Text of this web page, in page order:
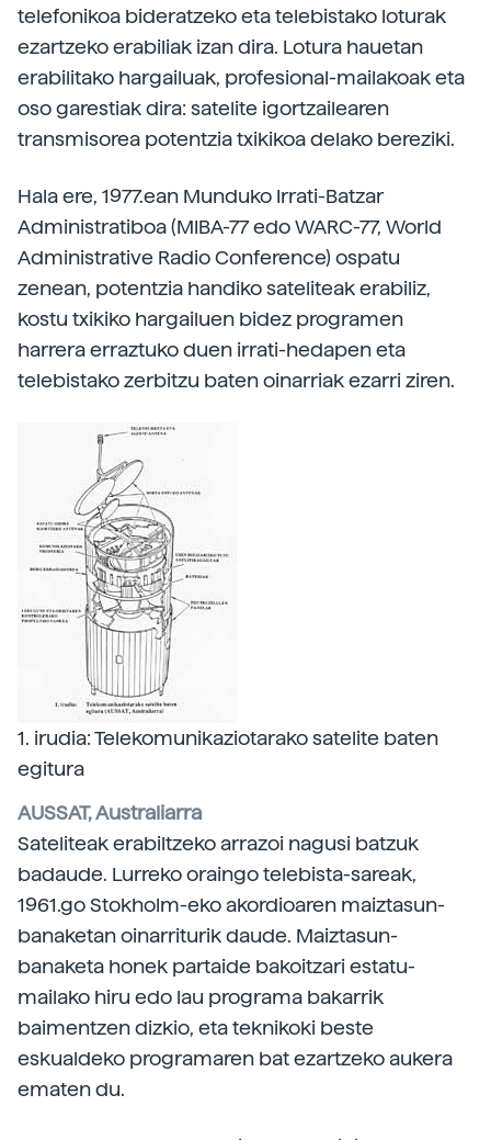
telefonikoa bideratzeko eta telebistako loturak
ezartzeko erabiliak izan dira. Lotura hauetan
erabilitako hargailuak, profesional-mailakoak eta
oso garestiak dira: satelite igortzailearen
transmisorea potentzia txikikoa delako bereziki.
Hala ere, 1977.ean Munduko Irrati-Batzar
Administratiboa (MIBA-77 edo WARC-77, World
Administrative Radio Conference) ospatu
zenean, potentzia handiko sateliteak erabiliz,
kostu txikiko hargailuen bidez programen
harrera erraztuko duen irrati-hedapen eta
telebistako zerbitzu baten oinarriak ezarri ziren.
1. irudia: Telekomunikaziotarako satelite baten
egitura
AUSSAT, Australiarra
Sateliteak erabiltzeko arrazoi nagusi batzuk
badaude. Lurreko oraingo telebista-sareak,
1961.go Stokholm-eko akordioaren maiztasun-
banaketan oinarriturik daude. Maiztasun-
banaketa honek partaide bakoitzari estatu-
mailako hiru edo lau programa bakarrik
baimentzen dizkio, eta teknikoki beste
eskualdeko programaren bat ezartzeko aukera
ematen du.